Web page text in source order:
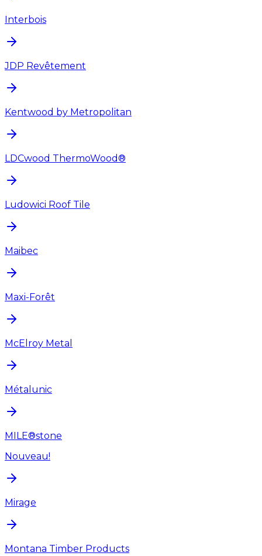
Interbois
JDP Revêtement
Kentwood by Metropolitan
LDCwood ThermoWood®
Ludowici Roof Tile
Maibec
Maxi-Forêt
McElroy Metal
Métalunic
MILE®stone
Nouveau!
Mirage
Montana Timber Products